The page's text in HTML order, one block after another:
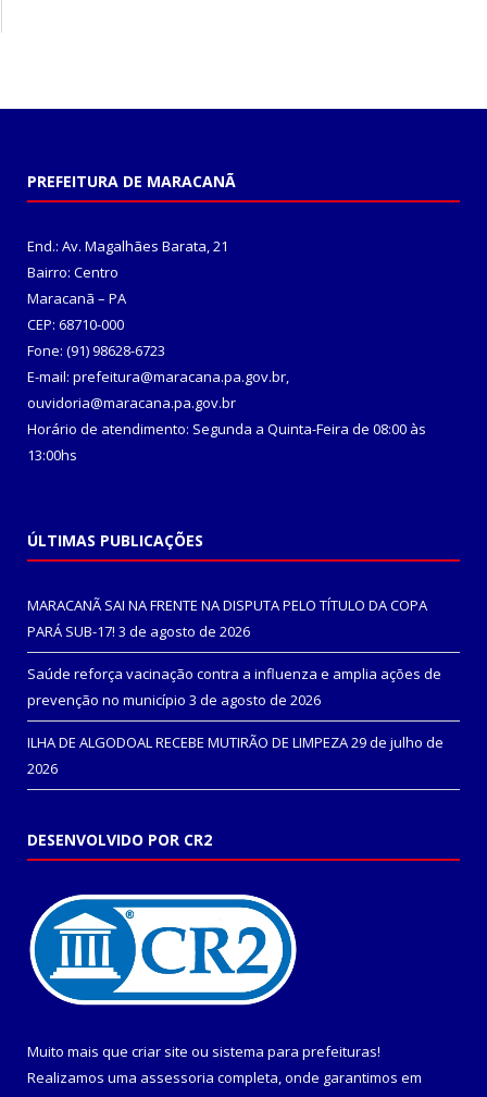
PREFEITURA DE MARACANÃ
End.: Av. Magalhães Barata, 21
Bairro: Centro
Maracanã – PA
CEP: 68710-000
Fone: (91) 98628-6723
E-mail: prefeitura@maracana.pa.gov.br,
ouvidoria@maracana.pa.gov.br
Horário de atendimento: Segunda a Quinta-Feira de 08:00 às
13:00hs
ÚLTIMAS PUBLICAÇÕES
MARACANÃ SAI NA FRENTE NA DISPUTA PELO TÍTULO DA COPA
PARÁ SUB-17! 3 de agosto de 2026
Saúde reforça vacinação contra a influenza e amplia ações de
prevenção no município 3 de agosto de 2026
ILHA DE ALGODOAL RECEBE MUTIRÃO DE LIMPEZA29 de julho de
2026
DESENVOLVIDO POR CR2
Muito mais que criar site ou sistema para prefeituras!
Realizamos uma assessoria completa, onde garantimos em